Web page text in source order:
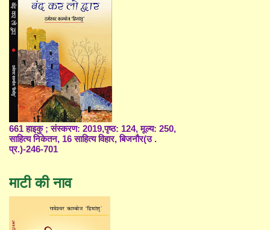
661 हाइकु ; संस्करण: 2019,पृष्ठ: 124, मूल्य: 250,
साहित्य निकेतन, 16 साहित्य विहार, बिजनौर(उ .
प्र.)-246-701
माटी की नाव